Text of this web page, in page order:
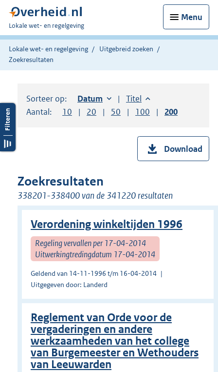
Menu
U
bent
hier:
Lokale wet- en regelgeving
Lokale wet- en regelgeving
Uitgebreid zoeken
Zoekresultaten
Sorteer op: Sorteer op:
Datum oplopendSorteer op:
Titel oplopend
Aantal:
Toon
10 resultaten per pagina
Toon
20 resultaten per pagina
Toon
50 resultaten per pagina
Toon
100 resultaten per
Toon
200
Download
Zoekresultaten
338201-338400 van de 341220 resultaten
Verordening winkeltijden 1996
Regeling vervallen per 17-04-2014
Uitwerkingtredingdatum 17-04-2014
Geldend van 14-11-1996 t/m 16-04-2014
Uitgegeven door: Landerd
Reglement van Orde voor de
vergaderingen en andere
werkzaamheden van het college
van Burgemeester en Wethouders
van Leeuwarden